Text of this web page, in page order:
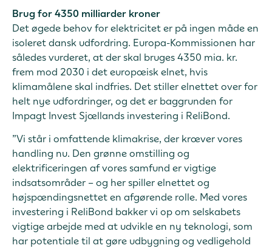
Brug for 4350 milliarder kroner
Det øgede behov for elektricitet er på ingen måde en
isoleret dansk udfordring. Europa-Kommissionen har
således vurderet, at der skal bruges 4350 mia. kr.
frem mod 2030 i det europæisk elnet, hvis
klimamålene skal indfries. Det stiller elnettet over for
helt nye udfordringer, og det er baggrunden for
Impagt Invest Sjællands investering i ReliBond.
”Vi står i omfattende klimakrise, der kræver vores
handling nu. Den grønne omstilling og
elektrificeringen af vores samfund er vigtige
indsatsområder – og her spiller elnettet og
højspændingsnettet en afgørende rolle. Med vores
investering i ReliBond bakker vi op om selskabets
vigtige arbejde med at udvikle en ny teknologi, som
har potentiale til at gøre udbygning og vedligehold